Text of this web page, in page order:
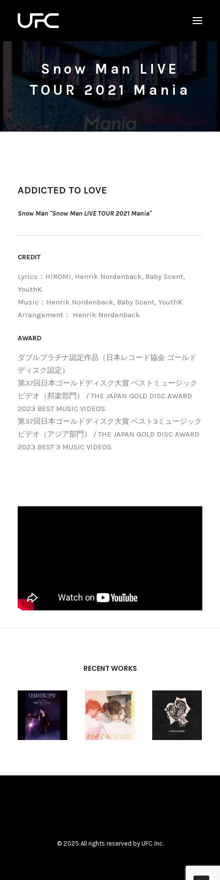
Snow Man LIVE
TOUR 2021 Mania
ADDICTED TO LOVE
Snow Man "Snow Man LIVE TOUR 2021 Mania"
CREDIT
Lyrics：HIROMI, Henrik Nordenback, Baby Scent,
YouthK
Music：Henrik Nordenback, Baby Scent, YouthK
Arrangement： Henrik Nordenback
AWARD
ダブルプラチナ認定作品（日本レコード協会 ゴールド
ディスク認定）
第37回日本ゴールドディスク大賞 ベストミュージック
ビデオ（邦楽部門） / THE JAPAN GOLD DISC AWARD
2023 BEST MUSIC VIDEOS
第37回日本ゴールドディスク大賞 ベスト3ミュージック
ビデオ（アジア部門） / THE JAPAN GOLD DISC AWARD
2023 BEST 3 MUSIC VIDEOS
RECENT WORKS
CREATIVE
PARTNERS
UNISON
© 2025 All rights reserved by UFC Inc.